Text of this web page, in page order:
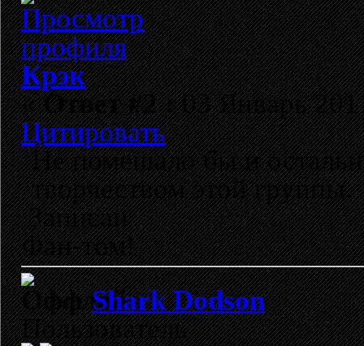
Крэк
«Ответ #2 :03 Январь
Цитировать
Не помешало бы и
творчеством этой группы.
Записан
Фан-том!
Shark Dodson
Пользователь